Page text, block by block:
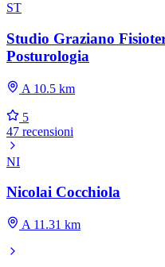
ST
Studio Graziano
Posturologia
A 10.5 km
5
47 recensioni
NI
Nicolai Cocchiola
A 11.31 km